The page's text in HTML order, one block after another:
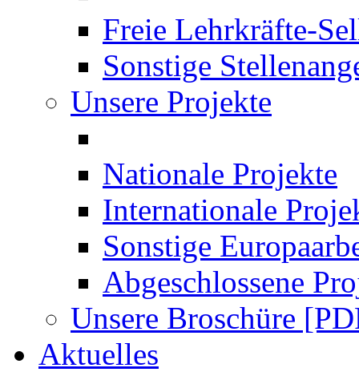
Freie Lehrkräfte-
Sonstige
Unsere Projekte
Nationale Projekte
Internationale
Sonstige
Abgeschlossene
Unsere Broschüre
Aktuelles